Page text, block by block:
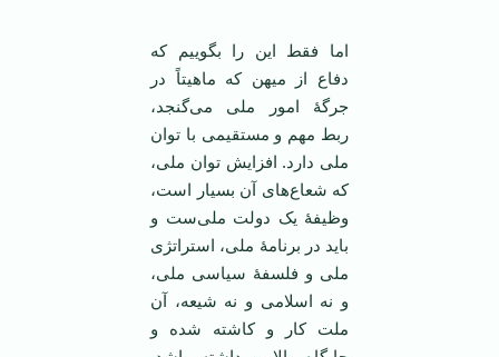
اما فقط این را بگوییم که
دفاع از میهن که ماهیتاً در
جرگۀ امور ملی می‌گنجد،
ربط مهم و مستقیمی با توان
ملی دارد. افزایش توان ملی،
که شعاع‌های آن بسیار است،
وظیفۀ یک دولت ملی‌ست و
باید در برنامۀ ملی، استراتژی
ملی و فلسفۀ سیاسی ملی،
و نه اسلامی و نه شیعه، آن
ملت کار و کاشته شده و